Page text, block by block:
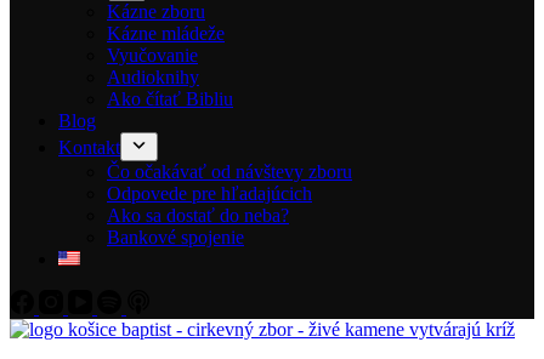
Kázne zboru
Kázne mládeže
Vyučovanie
Audioknihy
Ako čítať Bibliu
Blog
Kontakt
Čo očakávať od návštevy zboru
Odpovede pre hľadajúcich
Ako sa dostať do neba?
Bankové spojenie